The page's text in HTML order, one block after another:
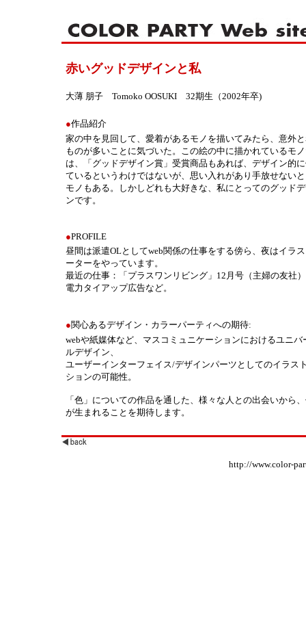
赤いグッドデザインと私
大薄 朋子 Tomoko OOSUKI 32期生（2002年卒)
●作品紹介
家の中を見回して、愛着があるモノを描いてみたら、意外
ものが多いことに気づいた。この絵の中に描かれているモ
は、「グッドデザイン賞」受賞商品もあれば、デザイン的
ているというわけではないが、思い入れがあり手放せない
モノもある。しかしどれも大好きな、私にとってのグッド
ンです。
●PROFILE
昼間は派遣OLとしてweb関係の仕事をする傍ら、夜はイラ
ーターをやっています。
最近の仕事：「プラスワンリビング」12月号（主婦の友社
電力タイアップ広告など。
●関心あるデザイン・カラーパーティへの期待:
webや紙媒体など、マスコミュニケーションにおけるユニバ
ルデザイン、
ユーザーインターフェイス/デザインパーツとしてのイラス
ションの可能性。
「色」についての作品を通した、様々な人との出会いから
が生まれることを期待します。
http://www.color-